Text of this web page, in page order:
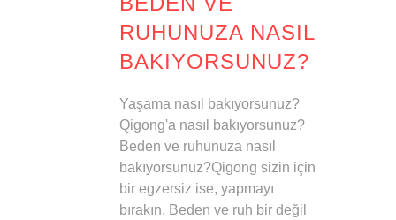
RUHUNUZA NASIL
BAKIYORSUNUZ?
Yaşama nasıl bakıyorsunuz?
Qigong'a nasıl bakıyorsunuz?
Beden ve ruhunuza nasıl
bakıyorsunuz?Qigong sizin için
bir egzersiz ise, yapmayı
bırakın. Beden ve ruh bir değil